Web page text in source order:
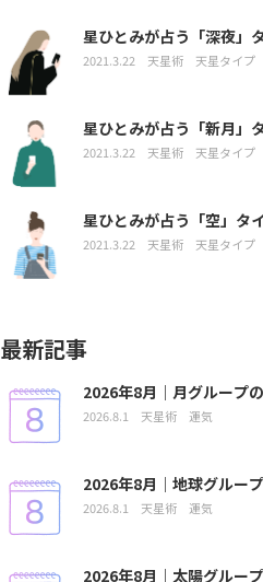
星ひとみが占う「深夜」
2021.3.22 天星術 天星タイプ
星ひとみが占う「新月」
2021.3.22 天星術 天星タイプ
星ひとみが占う「空」タ
2021.3.22 天星術 天星タイプ
最新記事
2026年8月｜月グループ
2026.8.1 天星術 運気
2026年8月｜地球グルー
2026.8.1 天星術 運気
2026年8月｜太陽グルー